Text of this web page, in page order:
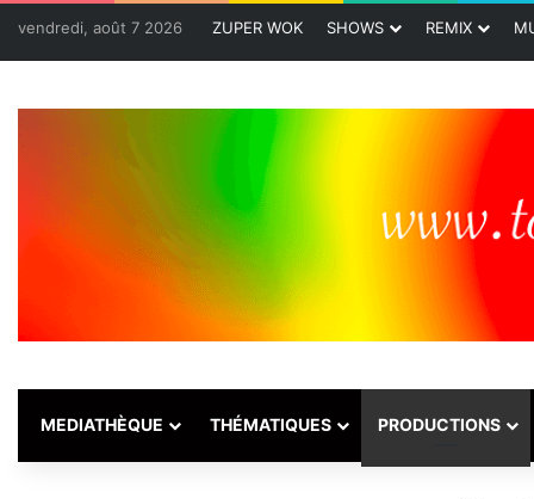
vendredi, août 7 2026 ZUPER WOK SHOWS REMIX
MEDIATHÈQUE THÉMATIQUES PRODUCTIONS